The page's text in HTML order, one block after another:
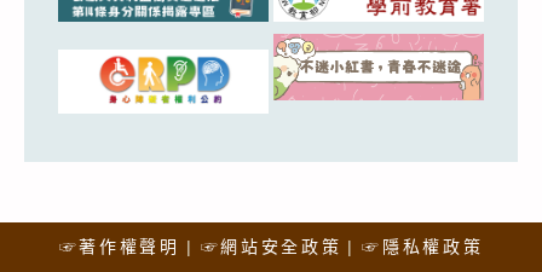
☞著作權聲明 ☞網站安全政策 ☞隱私權政策